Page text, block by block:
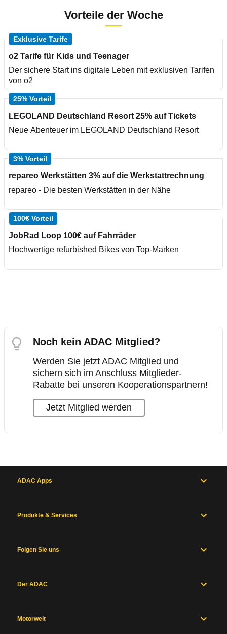
Vorteile der Woche
Exklusive Tarife
o2 Tarife für Kids und Teenager
Der sichere Start ins digitale Leben mit exklusiven Tarifen
von o2
25% Vorteil
LEGOLAND Deutschland Resort 25% auf Tickets
Neue Abenteuer im LEGOLAND Deutschland Resort
3% Vorteil
repareo Werkstätten 3% auf die Werkstattrechnung
repareo - Die besten Werkstätten in der Nähe
100€ Vorteil
JobRad Loop 100€ auf Fahrräder
Hochwertige refurbished Bikes von Top-Marken
Noch kein ADAC Mitglied?
Werden Sie jetzt ADAC Mitglied und
sichern sich im Anschluss Mitglieder-
Rabatte bei unseren Kooperationspartnern!
Jetzt Mitglied werden
ADAC Apps
Produkte & Services
Folgen Sie uns
Der ADAC
Motorwelt